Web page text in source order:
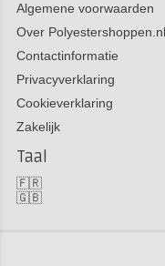
Algemene voorwaarden
Over Polyestershoppen.nl
Contactinformatie
Privacyverklaring
Cookieverklaring
Zakelijk
Taal
🇫🇷
🇬🇧
Copyright